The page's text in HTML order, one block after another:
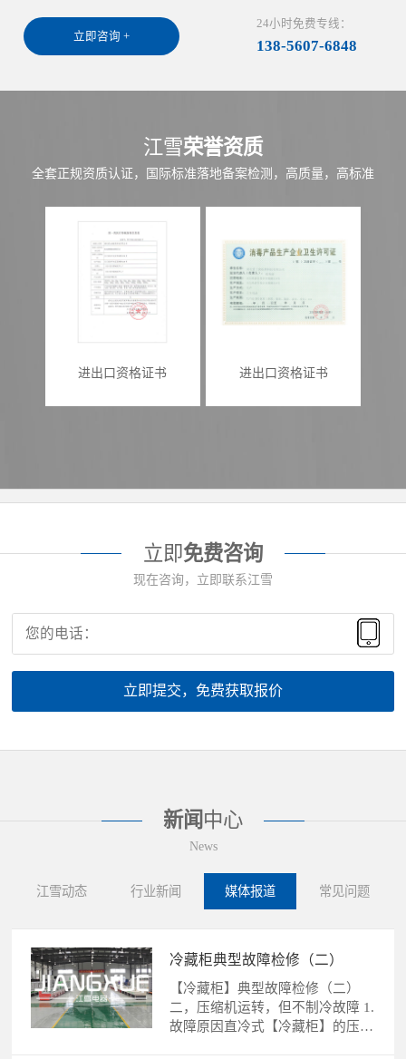
立即咨询 +
24小时免费专线：
138-5607-6848
江雪荣誉资质
全套正规资质认证，国际标准落地备案检测，高质量，高标准
进出口资格证书 进出口资格证书
立即免费咨询
现在咨询，立即联系江雪
立即提交，免费获取报价
新闻 中心
News
江雪动态 行业新闻 媒体报道 常见问题
冷藏柜典型故障检修（二）
【冷藏柜】典型故障检修（二）
二，压缩机运转，但不制冷故障 1.
故障原因直冷式【冷藏柜】的压缩